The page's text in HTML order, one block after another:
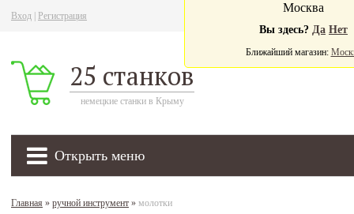
Вход Регистрация
25 станков
немецкие станки в Крыму
Открыть меню
Москва
Вы здесь? Да Нет
Ближайший магазин:
Главная » ручной инструмент » молотки